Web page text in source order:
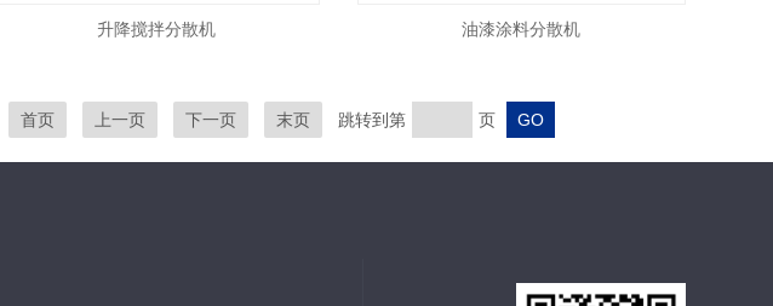
升降搅拌分散机 油漆涂料分散机
首页 上一页 下一页 末页 跳转到第 页